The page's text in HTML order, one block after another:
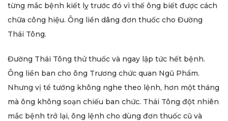
từng mắc bệnh kiết lỵ trước đó vì thế ông biết được cách
chữa công hiệu. Ông liền dâng đơn thuốc cho Đường
Thái Tông.
Đường Thái Tông thử thuốc và ngay lập tức hết bệnh.
Ông liền ban cho ông Trương chức quan Ngũ Phẩm.
Nhưng vị tể tướng không nghe theo lệnh, hơn một tháng
mà ông không soạn chiếu ban chức. Thái Tông đột nhiên
mắc bệnh trở lại, ông lệnh cho dùng đơn thuốc cũ và